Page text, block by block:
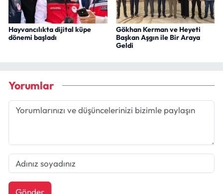
Hayvancılıkta dijital küpe
dönemi başladı
Gökhan Kerman ve Heyeti
Başkan Aşgın ile Bir Araya
Geldi
Yorumlar
Gönder